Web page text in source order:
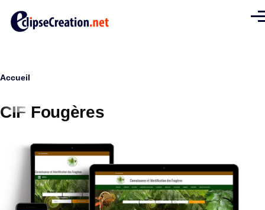
Fil
Accueil
CIF Fougères